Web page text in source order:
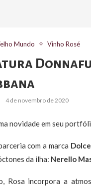
Mundo Vinho Rosé
4 de novembro de 2020
novidade em seu
com a marca
da ilha: Nerello
Rosa incorpora a